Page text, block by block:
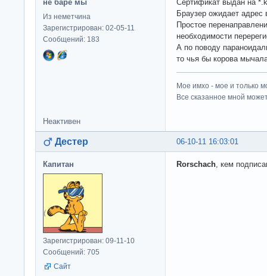
не баре мы
Из неметчина
Зарегистрирован: 02-05-11
Сообщений: 183
Сертификат выдан на
Браузер ожидает адрес
Простое
необходимости
А по поводу
то чья бы корова
Мое имхо - мое и только
Все сказанное мной
Неактивен
06-10-11 16:03:01
Дестер
Капитан
Зарегистрирован: 09-11-10
Сообщений: 705
Сайт
Rorschach , кем